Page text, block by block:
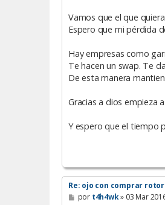
Vamos que el que
Espero que mi pérdida
Hay empresas como
Te hacen un swap. Te
De esta manera
Gracias a dios empieza
Y espero que el tiempo
Re: ojo con comprar rotor
M
por t4h4wk» 03 Mar